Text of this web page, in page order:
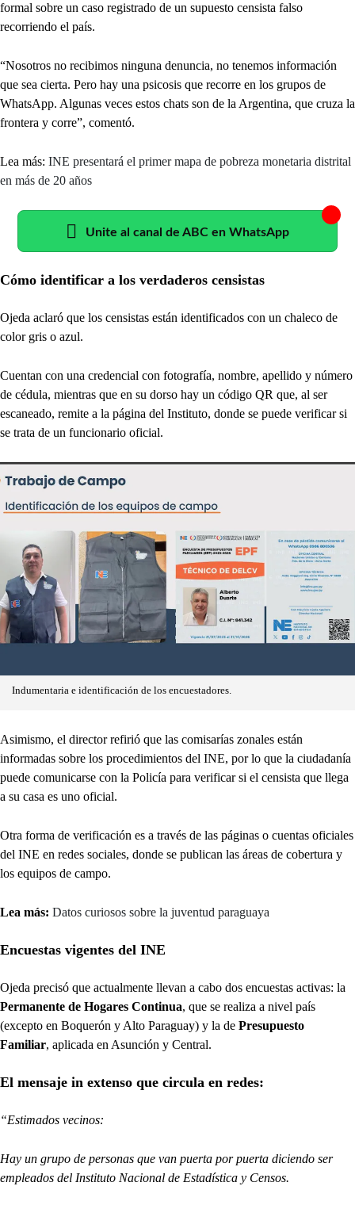
formal sobre un caso registrado de un supuesto censista falso
recorriendo el país.
“Nosotros no recibimos ninguna denuncia, no tenemos información
que sea cierta. Pero hay una psicosis que recorre en los grupos de
WhatsApp. Algunas veces estos chats son de la Argentina, que cruza la
frontera y corre”, comentó.
Lea más: INE presentará el primer mapa de pobreza monetaria distrital
en más de 20 años
Unite al canal de ABC en WhatsApp
Cómo identificar a los verdaderos censistas
Ojeda aclaró que los censistas están identificados con un chaleco de
color gris o azul.
Cuentan con una credencial con fotografía, nombre, apellido y número
de cédula, mientras que en su dorso hay un código QR que, al ser
escaneado, remite a la página del Instituto, donde se puede verificar si
se trata de un funcionario oficial.
Indumentaria e identificación de los encuestadores.
Asimismo, el director refirió que las comisarías zonales están
informadas sobre los procedimientos del INE, por lo que la ciudadanía
puede comunicarse con la Policía para verificar si el censista que llega
a su casa es uno oficial.
Otra forma de verificación es a través de las páginas o cuentas oficiales
del INE en redes sociales, donde se publican las áreas de cobertura y
los equipos de campo.
Lea más: Datos curiosos sobre la juventud paraguaya
Encuestas vigentes del INE
Ojeda precisó que actualmente llevan a cabo dos encuestas activas: la
Permanente de Hogares Continua, que se realiza a nivel país
(excepto en Boquerón y Alto Paraguay) y la de Presupuesto
Familiar, aplicada en Asunción y Central.
El mensaje in extenso que circula en redes:
“Estimados vecinos:
Hay un grupo de personas que van puerta por puerta diciendo ser
empleados del Instituto Nacional de Estadística y Censos.